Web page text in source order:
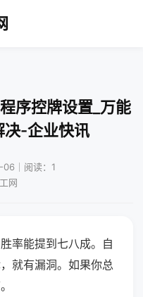
序控牌设置_万能
决-企业快讯
｜阅读：1
网
率能提到七八成。自
就有漏洞。如果你总